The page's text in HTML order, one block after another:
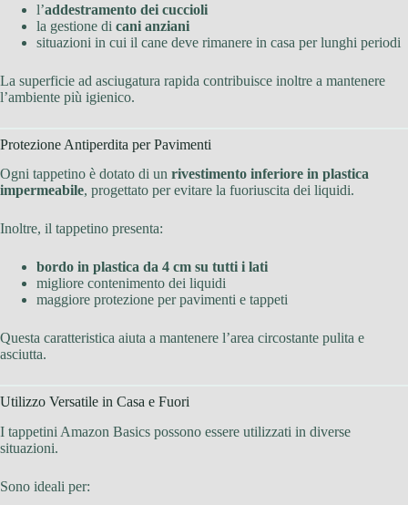
l’addestramento dei cuccioli
la gestione di cani anziani
situazioni in cui il cane deve rimanere in casa per lunghi periodi
La superficie ad asciugatura rapida contribuisce inoltre a mantenere
l’ambiente più igienico.
Protezione Antiperdita per Pavimenti
Ogni tappetino è dotato di un rivestimento inferiore in plastica
impermeabile, progettato per evitare la fuoriuscita dei liquidi.
Inoltre, il tappetino presenta:
bordo in plastica da 4 cm su tutti i lati
migliore contenimento dei liquidi
maggiore protezione per pavimenti e tappeti
Questa caratteristica aiuta a mantenere l’area circostante pulita e
asciutta.
Utilizzo Versatile in Casa e Fuori
I tappetini Amazon Basics possono essere utilizzati in diverse
situazioni.
Sono ideali per: